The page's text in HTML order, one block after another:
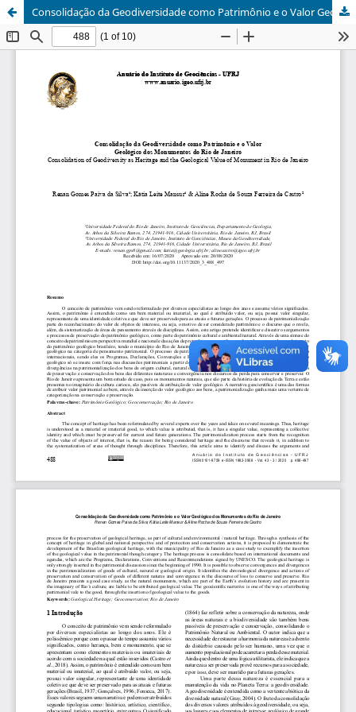
Consolidação da Geodiversidade como Patrimônio e o Valor Geológico dos Monumentos do Rio de Janeiro